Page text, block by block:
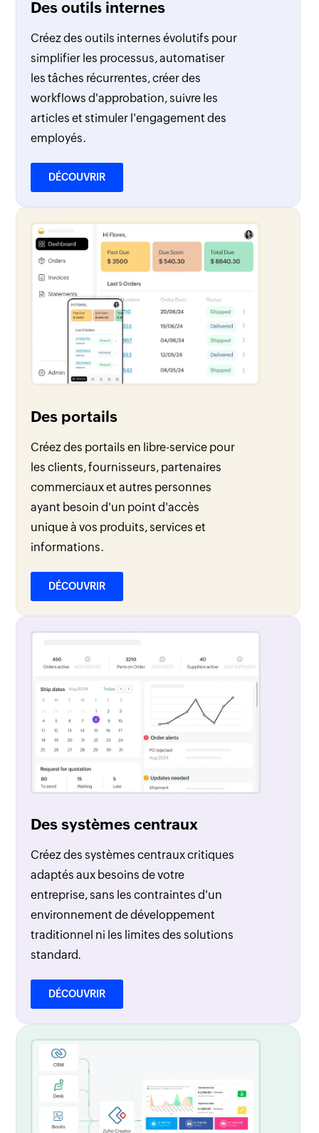
Des outils internes
Créez des outils internes évolutifs pour
simplifier les processus, automatiser
les tâches récurrentes, créer des
workflows d'approbation, suivre les
articles et stimuler l'engagement des
employés.
DÉCOUVRIR
Des portails
Créez des portails en libre-service pour
les clients, fournisseurs, partenaires
commerciaux et autres personnes
ayant besoin d'un point d'accès
unique à vos produits, services et
informations.
DÉCOUVRIR
Des systèmes centraux
Créez des systèmes centraux critiques
adaptés aux besoins de votre
entreprise, sans les contraintes d'un
environnement de développement
traditionnel ni les limites des solutions
standard.
DÉCOUVRIR